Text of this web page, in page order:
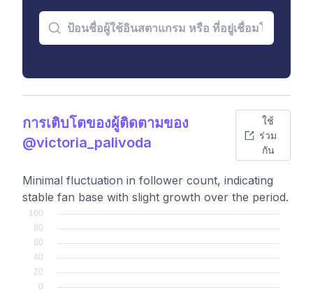
การเติบโตของผู้ติดตามของ
@victoria_palivoda
ใช้
ร่วม
กัน
Minimal fluctuation in follower count, indicating
stable fan base with slight growth over the period.